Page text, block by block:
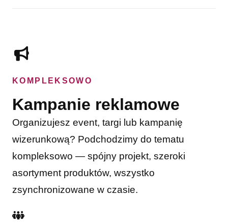
KOMPLEKSOWO
Kampanie reklamowe
Organizujesz event, targi lub kampanię
wizerunkową? Podchodzimy do tematu
kompleksowo — spójny projekt, szeroki
asortyment produktów, wszystko
zsynchronizowane w czasie.